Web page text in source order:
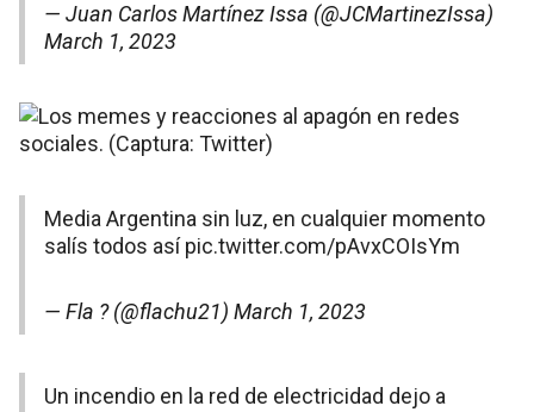
— Juan Carlos Martínez Issa (@JCMartinezIssa)
March 1, 2023
Media Argentina sin luz, en cualquier momento
salís todos asípic.twitter.com/pAvxCOIsYm
— Fla ? (@flachu21) March 1, 2023
Un incendio en la red de electricidad dejo a